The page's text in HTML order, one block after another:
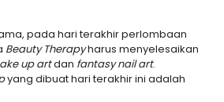
pada hari terakhir perlombaan
Beauty Therapyharus menyelesaikan
up artdan fantasy nail art.
yang dibuat hari terakhir ini adalah